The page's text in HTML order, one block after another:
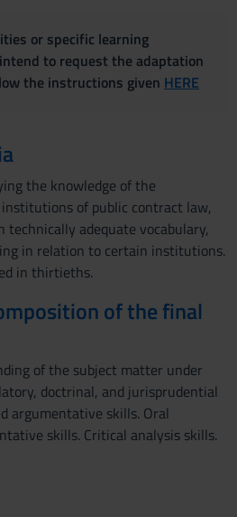
or specific learning
to request the adaptation
the instructions given HERE
the knowledge of the
of public contract law,
adequate vocabulary,
in relation to certain institutions.
in thirtieths.
of the final
of the subject matter under
doctrinal, and jurisprudential
argumentative skills. Oral
skills. Critical analysis skills.